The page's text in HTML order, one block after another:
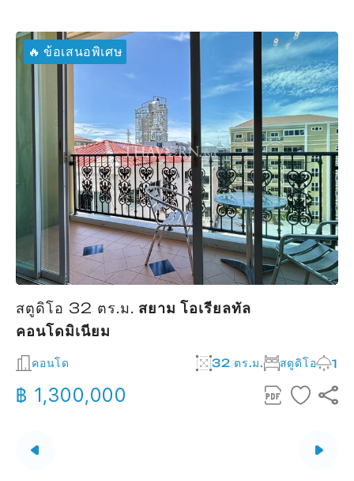
🔥 ข้อเสนอพิเศษ
สตูดิโอ 32 ตร.ม. สยาม โอเรียลทัล
คอนโดมิเนียม
คอนโด 32 ตร.ม. สตูดิโอ 1
฿ 1,300,000